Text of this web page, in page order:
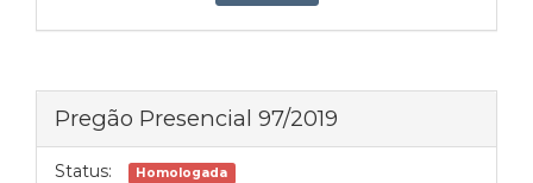
Pregão Presencial 97/2019
Status: Homologada